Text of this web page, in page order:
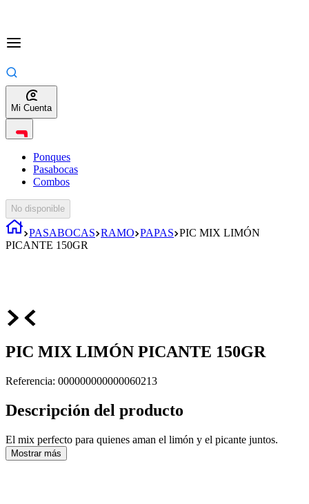
Mi Cuenta
Ponques
Pasabocas
Combos
No disponible
PASABOCAS RAMO PAPAS PIC MIX LIMÓN
PICANTE 150GR
PIC MIX LIMÓN PICANTE 150GR
Referencia: 000000000000060213
Descripción del producto
El mix perfecto para quienes aman el limón y el picante juntos.
Mostrar más